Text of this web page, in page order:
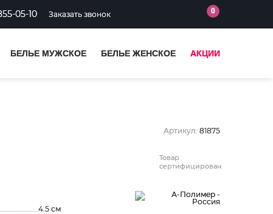
05-10 Заказать звонок 0
БЕЛЬЕ МУЖСКОЕ БЕЛЬЕ ЖЕНСКОЕ АКЦИИ
Артикул: 81875
Товар
сертифицирован
4.5 см